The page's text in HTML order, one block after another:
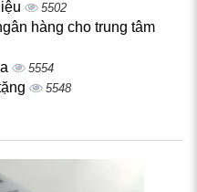
5502
hàng cho trung tâm
5554
5548